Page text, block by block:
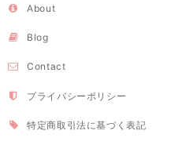
About
Blog
Contact
プライバシーポリシー
特定商取引法に基づく表記